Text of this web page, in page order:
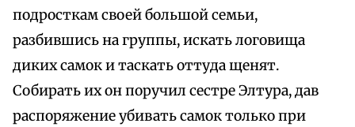
подросткам своей большой семьи,
разбившись на группы, искать логовища
диких самок и таскать оттуда щенят.
Собирать их он поручил сестре Элтура, дав
распоряжение убивать самок только при